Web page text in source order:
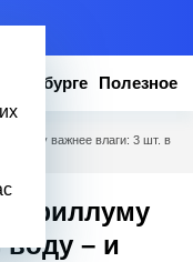
Полезное
важнее влаги: 3 шт. в
воду – и